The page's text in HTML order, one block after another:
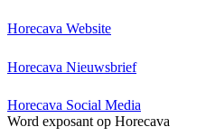
Horecava Website
Horecava Nieuwsbrief
Horecava Social Media
Word exposant op Horecava